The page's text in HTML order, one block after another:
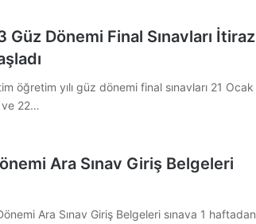
Güz Dönemi Final Sınavları İtiraz
öğretim yılı güz dönemi final sınavları 21 Ocak
22…
Ara Sınav Giriş Belgeleri
Ara Sınav Giriş Belgeleri sınava 1 haftadan